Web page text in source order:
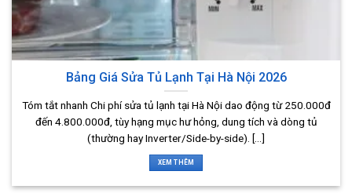
Bảng Giá Sửa Tủ Lạnh Tại Hà Nội 2026
Tóm tắt nhanh Chi phí sửa tủ lạnh tại Hà Nội dao động từ 250.000đ
đến 4.800.000đ, tùy hạng mục hư hỏng, dung tích và dòng tủ
(thường hay Inverter/Side-by-side). [...]
XEM THÊM